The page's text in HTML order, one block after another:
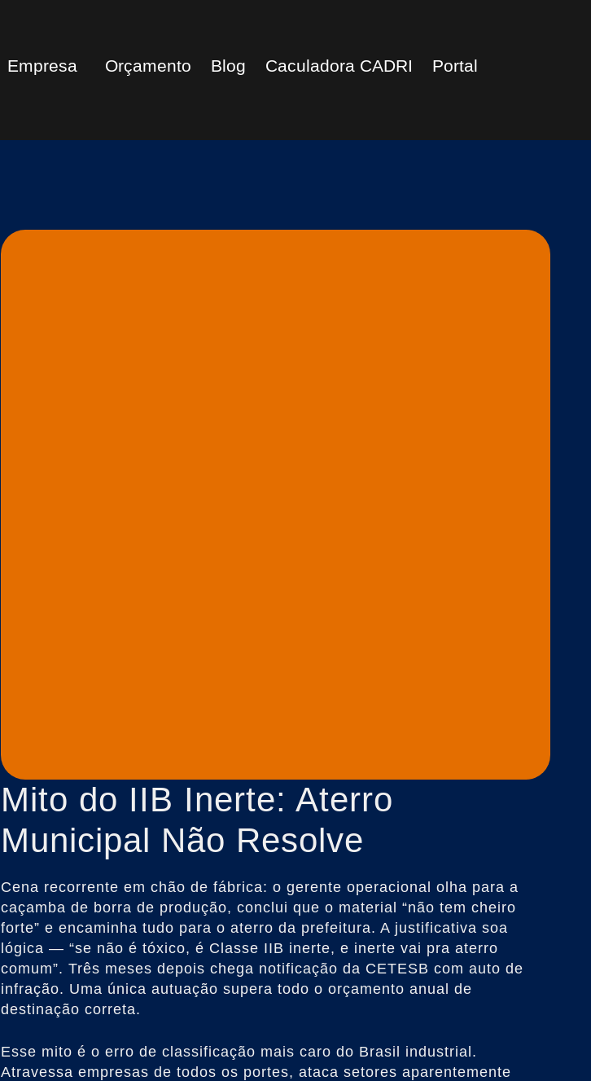
Empresa Orçamento Blog Caculadora CADRI Portal
Mito do IIB Inerte: Aterro
Municipal Não Resolve
Cena recorrente em chão de fábrica: o gerente operacional olha para a
caçamba de borra de produção, conclui que o material “não tem cheiro
forte” e encaminha tudo para o aterro da prefeitura. A justificativa soa
lógica — “se não é tóxico, é Classe IIB inerte, e inerte vai pra aterro
comum”. Três meses depois chega notificação da CETESB com auto de
infração. Uma única autuação supera todo o orçamento anual de
destinação correta.
Esse mito é o erro de classificação mais caro do Brasil industrial.
Atravessa empresas de todos os portes, ataca setores aparentemente